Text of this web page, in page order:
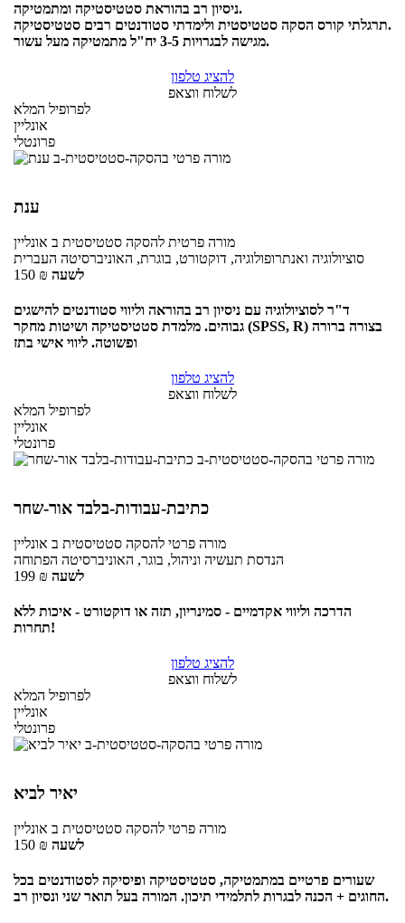
ניסיון רב בהוראת סטטיסטיקה ומתמטיקה.
תרגלתי קורס הסקה סטטיסטית ולימדתי סטודנטים רבים סטטיסטיקה.
מגישה לבגרויות 3-5 יח"ל מתמטיקה מעל עשור.
להציג טלפון
לשלוח ווצאפ
לפרופיל המלא
אונליין
פרונטלי
ענת
מורה פרטית להסקה סטטיסטית ב אונליין
סוציולוגיה ואנתרופולוגיה, דוקטורט, בוגרת, האוניברסיטה העברית
150 ₪ לשעה
ד"ר לסוציולוגיה עם ניסיון רב בהוראה וליווי סטודנטים להישגים
גבוהים. מלמדת סטטיסטיקה ושיטות מחקר (SPSS, R) בצורה ברורה
ופשוטה. ליווי אישי בתז
להציג טלפון
לשלוח ווצאפ
לפרופיל המלא
אונליין
פרונטלי
כתיבת-עבודות-בלבד אור-שחר
מורה פרטי להסקה סטטיסטית ב אונליין
הנדסת תעשיה וניהול, בוגר, האוניברסיטה הפתוחה
199 ₪ לשעה
הדרכה וליווי אקדמיים - סמינריון, תזה או דוקטורט - איכות ללא
תחרות!
להציג טלפון
לשלוח ווצאפ
לפרופיל המלא
אונליין
פרונטלי
יאיר לביא
מורה פרטי להסקה סטטיסטית ב אונליין
150 ₪ לשעה
שעורים פרטיים במתמטיקה, סטטיסטיקה ופיסיקה לסטודנטים בכל
החוגים + הכנה לבגרות לתלמידי תיכון. המורה בעל תואר שני ונסיון רב.